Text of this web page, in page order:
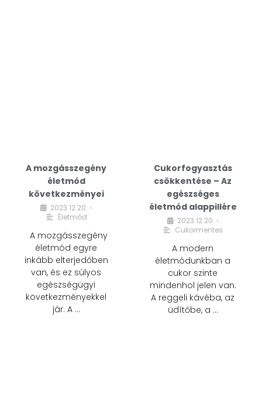
A mozgásszegény
életmód
következményei
2023.12.20. •
Életmód
A mozgásszegény
életmód egyre
inkább elterjedőben
van, és ez súlyos
egészségügyi
következményekkel
jár. A …
Cukorfogyasztás
csökkentése – Az
egészséges
életmód alappillére
2023.12.20. •
Cukormentes
A modern
életmódunkban a
cukor szinte
mindenhol jelen van.
A reggeli kávéba, az
üdítőbe, a …